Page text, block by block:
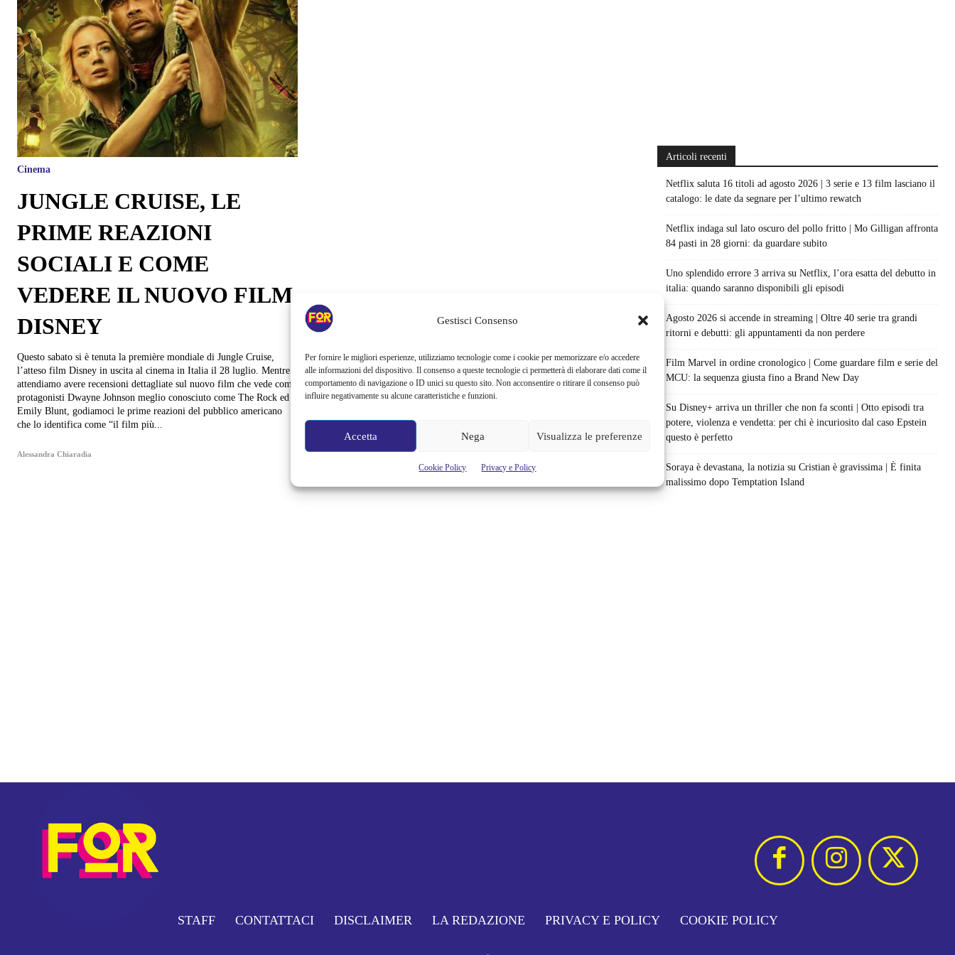
Gestisci Consenso
Per fornire le migliori esperienze, utilizziamo tecnologie come i cookie per memorizzare e/o accedere
alle informazioni del dispositivo. Il consenso a queste tecnologie ci permetterà di elaborare dati come il
comportamento di navigazione o ID unici su questo sito. Non acconsentire o ritirare il consenso può
influire negativamente su alcune caratteristiche e funzioni.
Accetta Nega Visualizza le preferenze
Cookie Policy Privacy e Policy
Cinema
JUNGLE CRUISE, LE
PRIME REAZIONI
SOCIALI E COME
VEDERE IL NUOVO FILM
DISNEY
Questo sabato si è tenuta la première mondiale di Jungle Cruise,
l’atteso film Disney in uscita al cinema in Italia il 28 luglio. Mentre
attendiamo avere recensioni dettagliate sul nuovo film che vede come
protagonisti Dwayne Johnson meglio conosciuto come The Rock ed
Emily Blunt, godiamoci le prime reazioni del pubblico americano
che lo identifica come “il film più...
Alessandra Chiaradia
Articoli recenti
Netflix saluta 16 titoli ad agosto 2026 | 3 serie e 13 film lasciano il
catalogo: le date da segnare per l’ultimo rewatch
Netflix indaga sul lato oscuro del pollo fritto | Mo Gilligan affronta
84 pasti in 28 giorni: da guardare subito
Uno splendido errore 3 arriva su Netflix, l’ora esatta del debutto in
italia: quando saranno disponibili gli episodi
Agosto 2026 si accende in streaming | Oltre 40 serie tra grandi
ritorni e debutti: gli appuntamenti da non perdere
Film Marvel in ordine cronologico | Come guardare film e serie del
MCU: la sequenza giusta fino a Brand New Day
Su Disney+ arriva un thriller che non fa sconti | Otto episodi tra
potere, violenza e vendetta: per chi è incuriosito dal caso Epstein
questo è perfetto
Soraya è devastana, la notizia su Cristian è gravissima | È finita
malissimo dopo Temptation Island
STAFF CONTATTACI DISCLAIMER LA REDAZIONE PRIVACY E POLICY COOKIE POLICY